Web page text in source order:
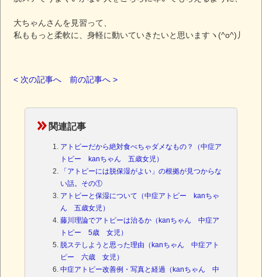
大ちゃんさんを見習って、
私ももっと柔軟に、身軽に動いていきたいと思いますヽ(^o^)丿
< 次の記事へ 前の記事へ >
関連記事
アトピーだから絶対食べちゃダメなもの？（中症ア
トピー kanちゃん 五歳女児）
「アトピーには脱保湿がよい」の根拠が見つからな
い話。その①
アトピーと保湿について（中症アトピー kanちゃ
ん 五歳女児）
藤川理論でアトピーは治るか（kanちゃん 中症ア
トピー 5歳 女児）
脱ステしようと思った理由（kanちゃん 中症アト
ピー 六歳 女児）
中症アトピー改善例・写真と経過（kanちゃん 中